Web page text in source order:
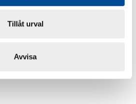
Tillåt urval
Avvisa